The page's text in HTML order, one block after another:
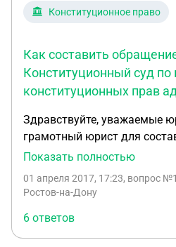
Российской Федерации по
обращений
в РФ; Уполномоченного по
субъектах РФ. 4Каков
суда РФ к подобным
подход.
Конституционное право
Как составить
Конституционный суд
конституционных прав
Здравствуйте, уважаемые
грамотный юрист для
Конституционный суд.
проблеме: я проживаю на
наша территория
постановлением
Показать полностью
01 апреля 2017, 17:23, вопрос
Ростов-на-Дону
6 ответов